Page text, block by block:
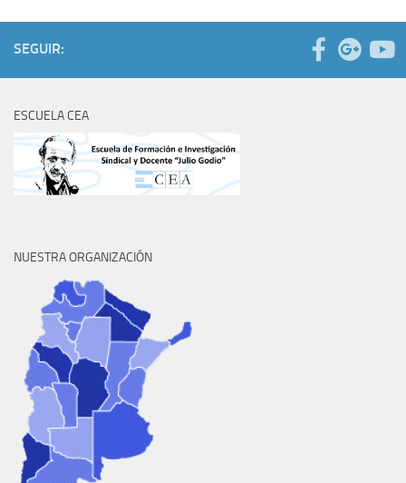
SEGUIR:
ESCUELA CEA
NUESTRA ORGANIZACIÓN